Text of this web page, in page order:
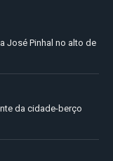
José Pinhal no alto de
da cidade-berço